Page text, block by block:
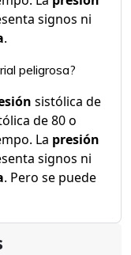
signos ni
.
peligrosa?
sistólica de
de 80 o
La presión
signos ni
. Pero se puede